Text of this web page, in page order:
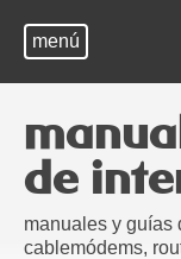
menú
de
manuales y guías
cablemódems,